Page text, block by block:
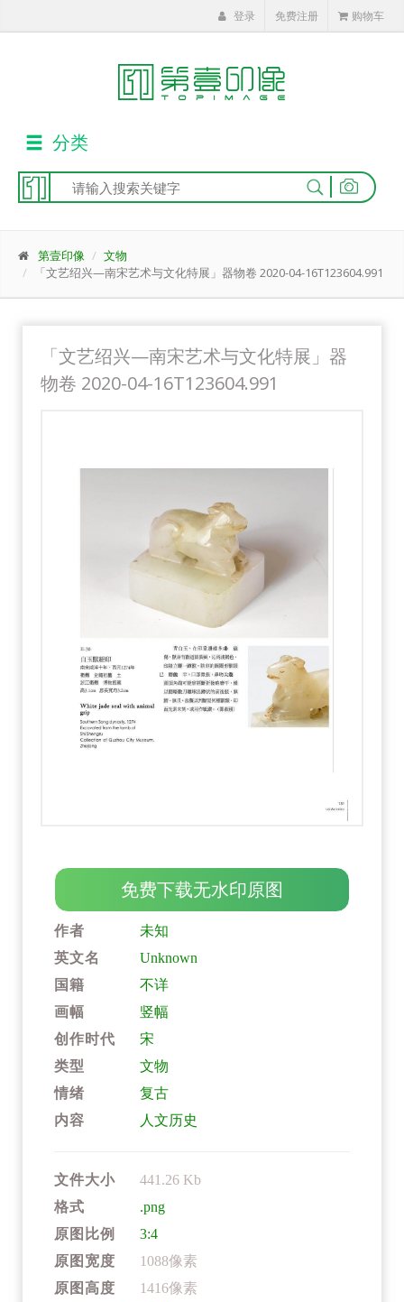
登录 免费注册 购物车
分类
|
第壹印像
文物
「文艺绍兴—南宋艺术与文化特展」器物卷 2020-04-16T123604.991
「文艺绍兴—南宋艺术与文化特展」器
物卷 2020-04-16T123604.991
免费下载无水印原图
作者
未知
英文名
Unknown
国籍
不详
画幅
竖幅
创作时代
宋
类型
文物
情绪
复古
内容
人文历史
文件大小
441.26 Kb
格式
.png
原图比例
3:4
原图宽度
1088像素
原图高度
1416像素